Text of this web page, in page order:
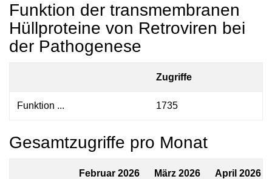
Funktion der transmembranen
Hüllproteine von Retroviren bei
der Pathogenese
Zugriffe
Funktion ... 1735
Gesamtzugriffe pro Monat
Februar 2026 März 2026 April 2026